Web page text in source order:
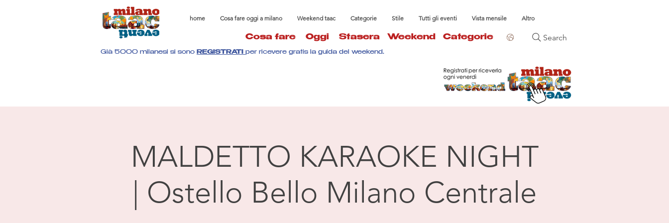
home Cosa fare oggi a milano Weekend taac Categorie Stile Tutti gli eventi Vista mensile Altro
Cosa fare Oggi Stasera Weekend Categorie Search
Già 5000 milanesi si sono REGISTRATI per ricevere gratis la guida del weekend.
MALDETTO KARAOKE NIGHT
| Ostello Bello Milano Centrale